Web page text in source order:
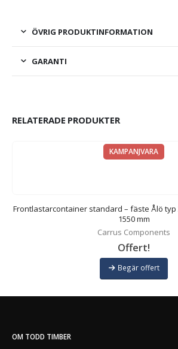
ÖVRIG PRODUKTINFORMATION
GARANTI
RELATERADE PRODUKTER
KAMPANJVARA
Frontlastarcontainer standard – fäste Ålö typ
1550 mm
Carrus Components
Offert!
Begär offert
OM TODD TIMBER